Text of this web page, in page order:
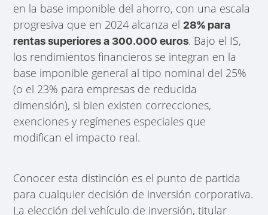
en la base imponible del ahorro, con una escala
progresiva que en 2024 alcanza el28% para
rentas superiores a 300.000 euros. Bajo el IS,
los rendimientos financieros se integran en la
base imponible general al tipo nominal del 25%
(o el 23% para empresas de reducida
dimensión), si bien existen correcciones,
exenciones y regímenes especiales que
modifican el impacto real.
Conocer esta distinción es el punto de partida
para cualquier decisión de inversión corporativa.
La elección del vehículo de inversión, titular